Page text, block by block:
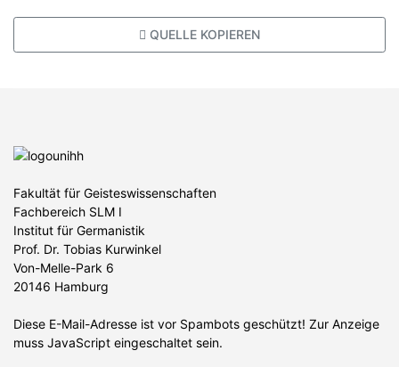
QUELLE KOPIEREN
Fakultät für Geisteswissenschaften
Fachbereich SLM I
Institut für Germanistik
Prof. Dr. Tobias Kurwinkel
Von-Melle-Park 6
20146 Hamburg
Diese E-Mail-Adresse ist vor Spambots geschützt! Zur Anzeige
muss JavaScript eingeschaltet sein.